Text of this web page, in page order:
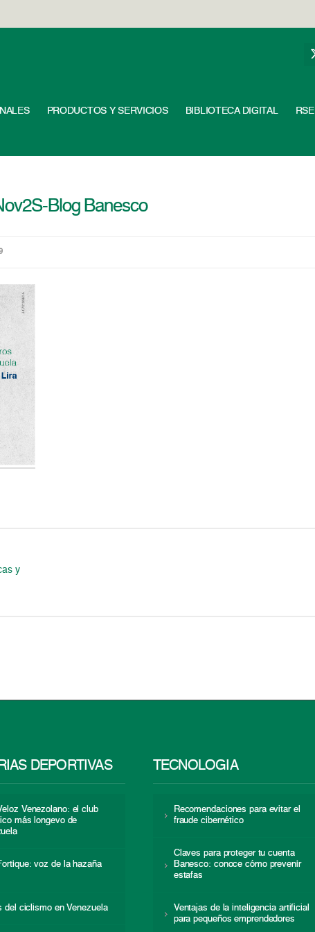
PRODUCTOS Y SERVICIOS BIBLIOTECA DIGITAL RSE
Blog Banesco
y
DEPORTIVAS
Venezolano: el club
más longevo de
voz de la hazaña
del ciclismo en Venezuela
TECNOLOGÍA
Recomendaciones para evitar el
fraude cibernético
Claves para proteger tu cuenta
Banesco: conoce cómo prevenir
estafas
Ventajas de la inteligencia artificial
para pequeños emprendedores